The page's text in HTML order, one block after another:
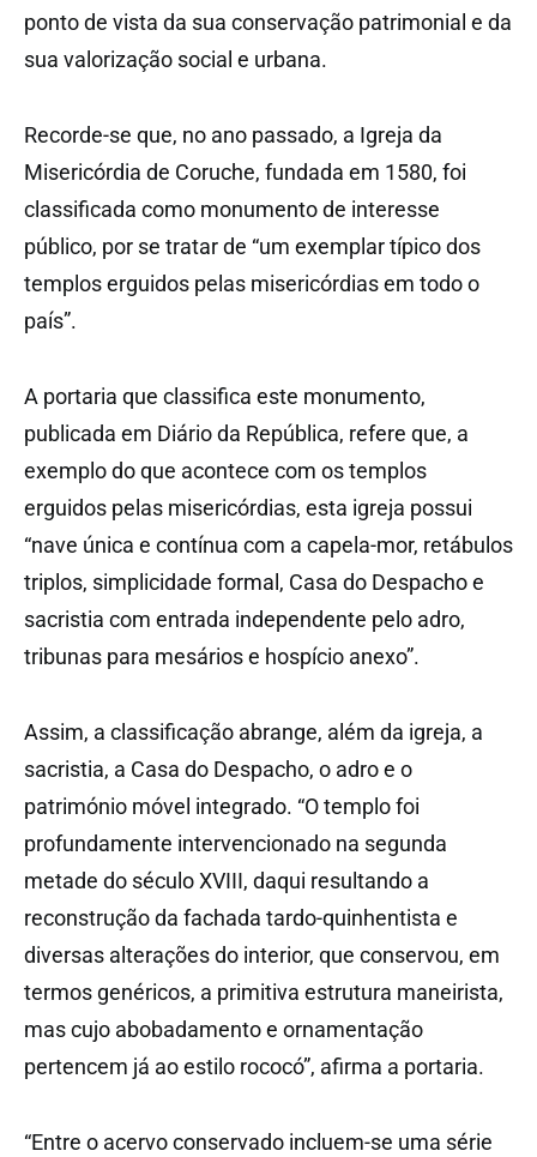
ponto de vista da sua conservação patrimonial e da
sua valorização social e urbana.
Recorde-se que, no ano passado, a Igreja da
Misericórdia de Coruche, fundada em 1580, foi
classificada como monumento de interesse
público, por se tratar de “um exemplar típico dos
templos erguidos pelas misericórdias em todo o
país”.
A portaria que classifica este monumento,
publicada em Diário da República, refere que, a
exemplo do que acontece com os templos
erguidos pelas misericórdias, esta igreja possui
“nave única e contínua com a capela-mor, retábulos
triplos, simplicidade formal, Casa do Despacho e
sacristia com entrada independente pelo adro,
tribunas para mesários e hospício anexo”.
Assim, a classificação abrange, além da igreja, a
sacristia, a Casa do Despacho, o adro e o
património móvel integrado. “O templo foi
profundamente intervencionado na segunda
metade do século XVIII, daqui resultando a
reconstrução da fachada tardo-quinhentista e
diversas alterações do interior, que conservou, em
termos genéricos, a primitiva estrutura maneirista,
mas cujo abobadamento e ornamentação
pertencem já ao estilo rococó”, afirma a portaria.
“Entre o acervo conservado incluem-se uma série